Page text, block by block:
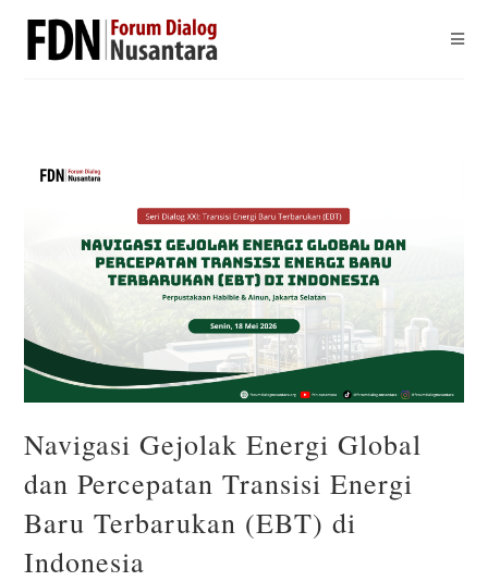
Navigasi Gejolak Energi Global
dan Percepatan Transisi Energi
Baru Terbarukan (EBT) di
Indonesia